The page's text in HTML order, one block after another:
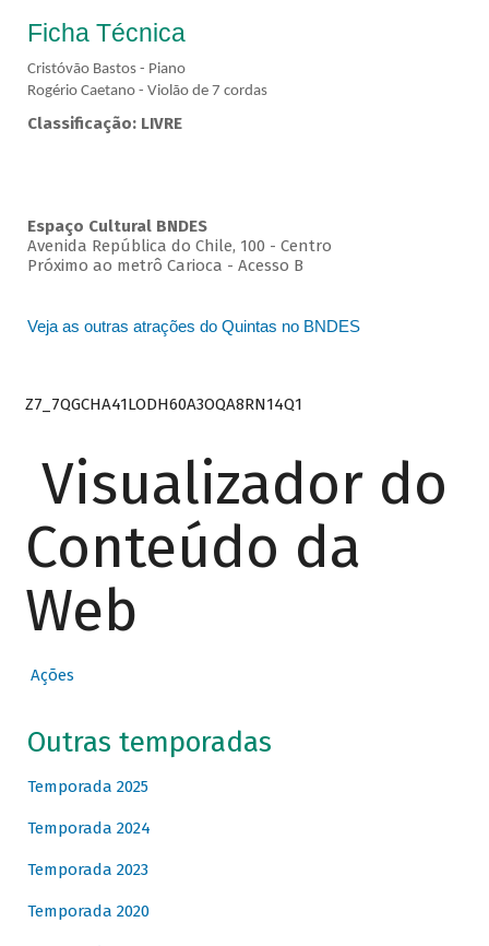
Ficha Técnica
Cristóvão Bastos - Piano
Rogério Caetano - Violão de 7 cordas
Classificação: LIVRE
Espaço Cultural BNDES
Avenida República do Chile, 100 - Centro
Próximo ao metrô Carioca - Acesso B
Veja as outras atrações do Quintas no BNDES
Z7_7QGCHA41LODH60A3OQA8RN14Q1
Visualizador do
Conteúdo da
Web
Ações
Outras temporadas
Temporada 2025
Temporada 2024
Temporada 2023
Temporada 2020